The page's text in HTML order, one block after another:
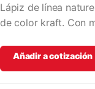
Lápiz de línea
de color kraft. Con
Añadir a cotización